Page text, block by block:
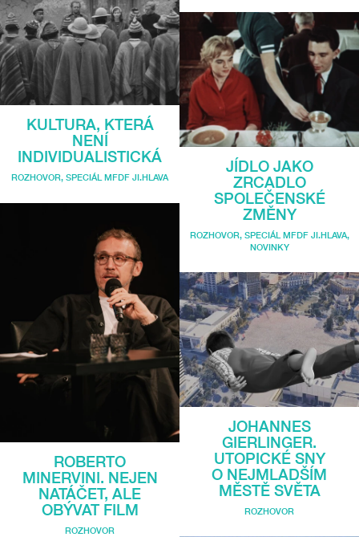
KULTURA, KTERÁ
NENÍ
INDIVIDUALISTICKÁ
ROZHOVOR, SPECIÁL MFDF JI.HLAVA
ROBERTO
MINERVINI. NEJEN
NATÁČET, ALE
OBÝVAT FILM
ROZHOVOR
JÍDLO JAKO
ZRCADLO
SPOLEČENSKÉ
ZMĚNY
ROZHOVOR, SPECIÁL MFDF JI.HLAVA,
NOVINKY
JOHANNES
GIERLINGER.
UTOPICKÉ SNY
O NEJMLADŠÍM
MĚSTĚ SVĚTA
ROZHOVOR